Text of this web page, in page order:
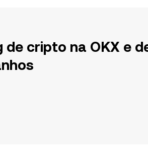
cripto na OKX e